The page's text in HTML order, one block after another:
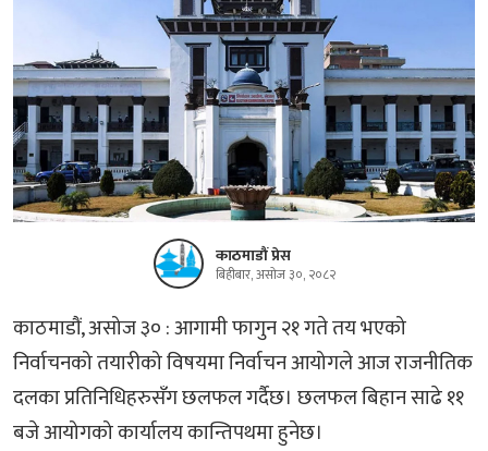
काठमाडौं प्रेस
बिहीबार, असोज ३०, २०८२
काठमाडौं, असोज ३० : आगामी फागुन २१ गते तय भएको
निर्वाचनको तयारीको विषयमा निर्वाचन आयोगले आज राजनीतिक
दलका प्रतिनिधिहरुसँग छलफल गर्दैछ। छलफल बिहान साढे ११
बजे आयोगको कार्यालय कान्तिपथमा हुनेछ।